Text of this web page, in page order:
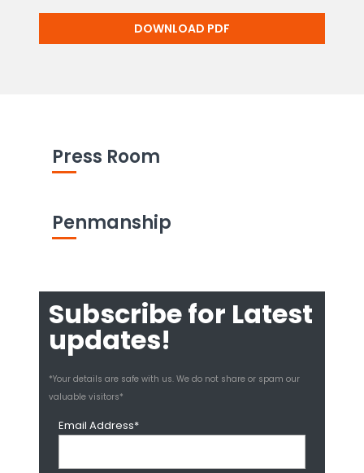
Press Room
Penmanship
Subscribe for Latest
updates!
*Your details are safe with us. We do not share or spam our
valuable visitors*
Email Address*
DOWNLOAD PDF